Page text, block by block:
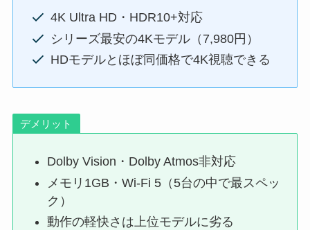
4K Ultra HD・HDR10+対応
シリーズ最安の4Kモデル（7,980円）
HDモデルとほぼ同価格で4K視聴できる
デメリット
Dolby Vision・Dolby Atmos非対応
メモリ1GB・Wi-Fi 5（5台の中で最スペッ
ク）
動作の軽快さは上位モデルに劣る